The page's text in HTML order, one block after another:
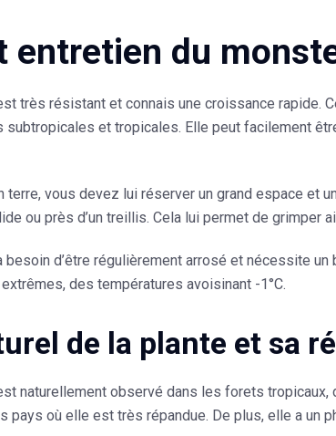
entretien du
très résistant et connais une croissance rapide.
subtropicales et tropicales. Elle peut facilement
terre, vous devez lui réserver un grand espace et
ou près d’un treillis. Cela lui permet de grimper
besoin d’être régulièrement arrosé et nécessite
des températures avoisinant -1°C.
de la plante et sa
naturellement observé dans les forets
pays où elle est très répandue. De plus, elle a un